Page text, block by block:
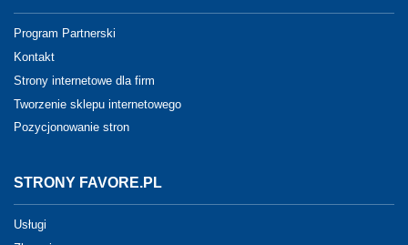
Program Partnerski
Kontakt
Strony internetowe dla firm
Tworzenie sklepu internetowego
Pozycjonowanie stron
STRONY FAVORE.PL
Usługi